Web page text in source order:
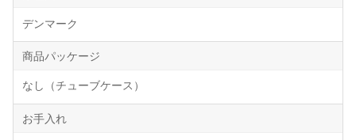
デンマーク
商品パッケージ
なし（チューブケース）
お手入れ